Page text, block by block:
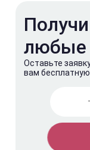
Получи
любые
Оставьте
вам